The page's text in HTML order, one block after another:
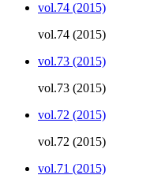
vol.74 (2015)
vol.74 (2015)
vol.73 (2015)
vol.73 (2015)
vol.72 (2015)
vol.72 (2015)
vol.71 (2015)